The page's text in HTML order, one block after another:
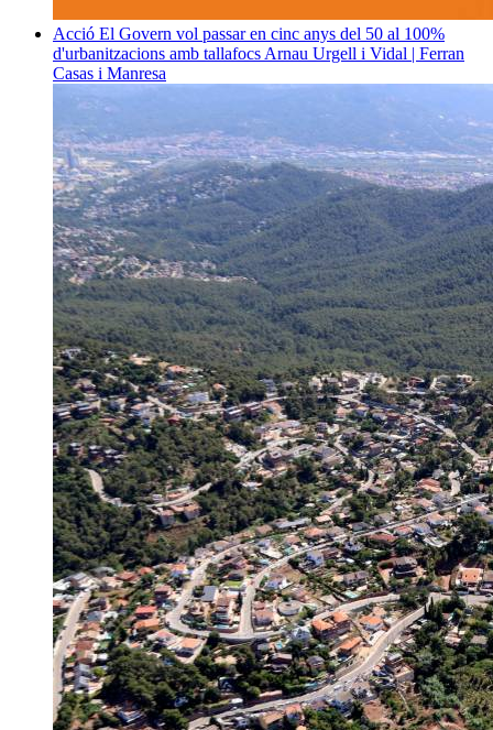
Acció El Govern vol passar en cinc anys del 50 al 100%
d'urbanitzacions amb tallafocs Arnau Urgell i Vidal | Ferran
Casas i Manresa